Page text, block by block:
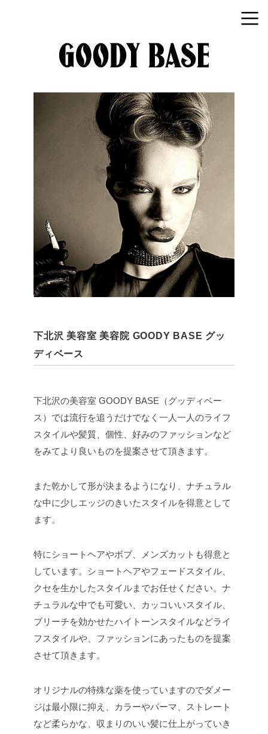
下北沢 美容室 美容院 GOODY BASE グッ
ディベース
下北沢の美容室 GOODY BASE（グッディベー
ス）では流行を追うだけでなく一人一人のライフ
スタイルや髪質、個性、好みのファッションなど
をみてより良いものを提案させて頂きます。
また乾かして形が決まるようになり、ナチュラル
な中に少しエッジのきいたスタイルを得意として
ます。
特にショートヘアやボブ、メンズカットも得意と
しています。ショートヘアやフェードスタイル、
クセを生かしたスタイルまでお任せください。ナ
チュラルな中でも可愛い、カッコいいスタイル、
ブリーチを効かせたハイトーンスタイルなどライ
フスタイルや、ファッションにあったものを提案
させて頂きます。
オリジナルの特殊な薬を使っていますのでダメー
ジは最小限に抑え、カラーやパーマ、ストレート
など柔らかな、収まりのいい髪に仕上がっていき